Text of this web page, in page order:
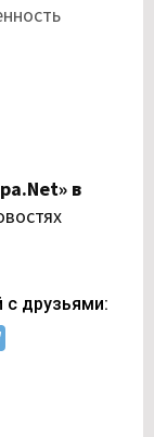
в
с друзьями: